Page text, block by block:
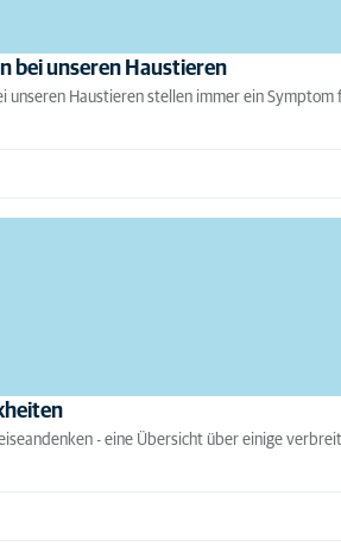
bei unseren Haustieren
unseren Haustieren stellen immer ein
- eine Übersicht über einige